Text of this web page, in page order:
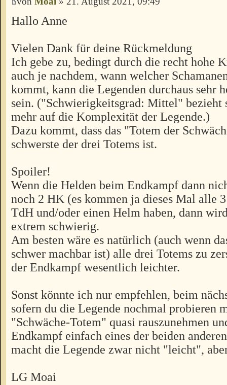
Hallo Anne
Vielen Dank für deine Rückmeldung
Ich gebe zu, bedingt durch die recht hohe
auch je nachdem, wann welcher
kommt, kann die Legenden durchaus sehr
sein. ("Schwierigkeitsgrad: Mittel" bezieht
mehr auf die Komplexität der Legende.)
Dazu kommt, dass das "Totem der
schwerste der drei Totems ist.
Spoiler!
Wenn die Helden beim Endkampf dann
noch 2 HK (es kommen ja dieses Mal alle
TdH und/oder einen Helm haben, dann
extrem schwierig.
Am besten wäre es natürlich (auch wenn
schwer machbar ist) alle drei Totems zu
der Endkampf wesentlich leichter.
Sonst könnte ich nur empfehlen, beim
sofern du die Legende nochmal probieren
"Schwäche-Totem" quasi rauszunehmen
Endkampf einfach eines der beiden
macht die Legende zwar nicht "leicht",
LG Moai